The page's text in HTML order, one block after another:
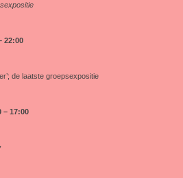
22:00
de laatste groepsexpositie
– 17:00